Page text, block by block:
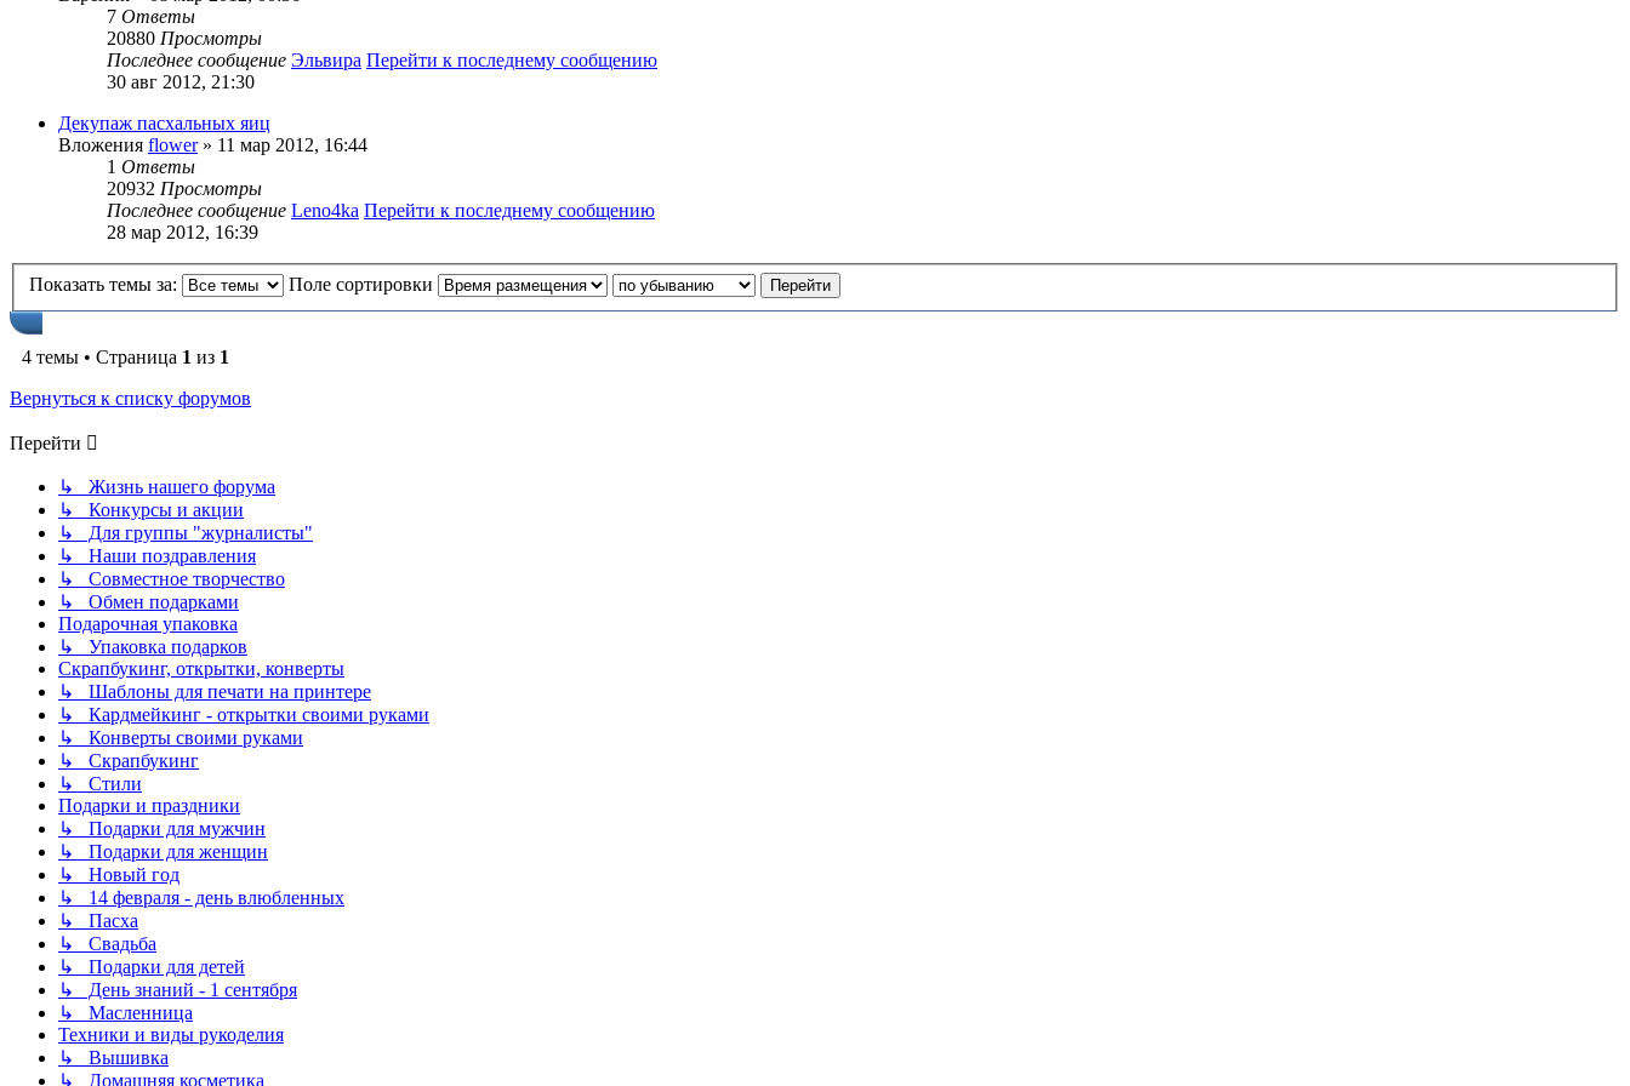
7 Ответы
20880 Просмотры
Последнее сообщение Эльвира Перейти к последнему сообщению
30 авг 2012, 21:30
Декупаж пасхальных яиц
Вложения flower» 11 мар 2012, 16:44
1 Ответы
20932 Просмотры
Последнее сообщение Leno4ka Перейти к последнему сообщению
28 мар 2012, 16:39
Показать темы за: Поле сортировки
4 темы • Страница 1 из 1
Вернуться к списку форумов
Перейти
↳ Жизнь нашего форума
↳ Конкурсы и акции
↳ Для группы "журналисты"
↳ Наши поздравления
↳ Совместное творчество
↳ Обмен подарками
Подарочная упаковка
↳ Упаковка подарков
Скрапбукинг, открытки, конверты
↳ Шаблоны для печати на принтере
↳ Кардмейкинг - открытки своими руками
↳ Конверты своими руками
↳ Скрапбукинг
↳ Стили
Подарки и праздники
↳ Подарки для мужчин
↳ Подарки для женщин
↳ Новый год
↳ 14 февраля - день влюбленных
↳ Пасха
↳ Свадьба
↳ Подарки для детей
↳ День знаний - 1 сентября
↳ Масленница
Техники и виды рукоделия
↳ Вышивка
↳ Домашняя косметика